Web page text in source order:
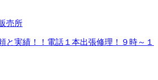
売所
実績！！電話１本出張修理！９時～１